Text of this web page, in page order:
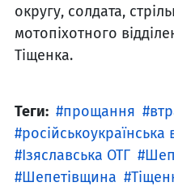
округу, солдата,
мотопіхотного
Тіщенка.
Теги: прощання
російськоукраїнська
Ізяславська ОТГ
Шепетівщина